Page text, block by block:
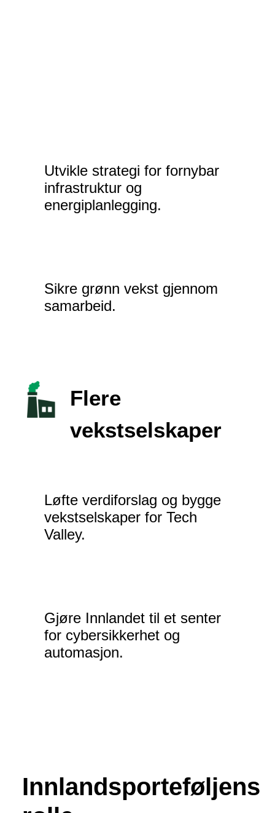
Utvikle strategi for fornybar
infrastruktur og
energiplanlegging.
Sikre grønn vekst gjennom
samarbeid.
Flere
vekstselskaper
Løfte verdiforslag og bygge
vekstselskaper for Tech
Valley.
Gjøre Innlandet til et senter
for cybersikkerhet og
automasjon.
Innlandsporteføljens